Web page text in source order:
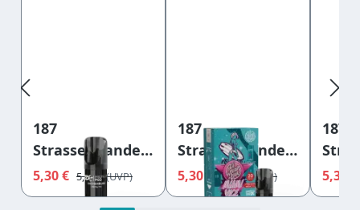
187
Strassenbande -
040 Hamburg -
E-Shisha Pod
5,30 € 5,50 €
187
Strassenbande -
Miami Vice - E-
Shisha Pod
5,30 € 5,50 €
187
- E-
5,30